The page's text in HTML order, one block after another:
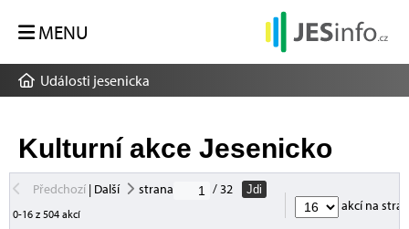
MENU
Události jesenicka
Kulturní akce Jesenicko
Předchozí| Další strana / 32
Jdi
0-16 z 504 akcí
akcí na